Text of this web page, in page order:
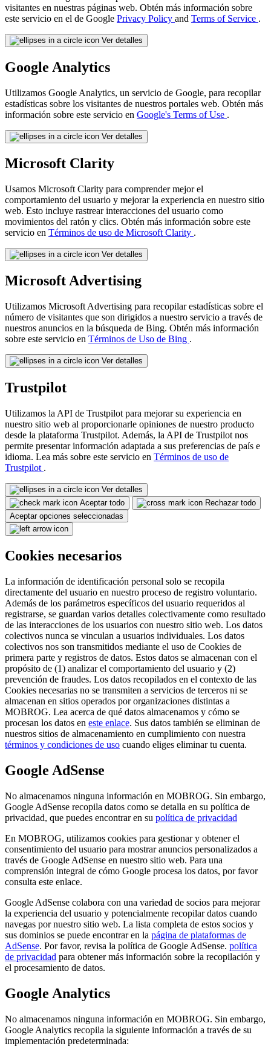
visitantes en nuestras páginas web. Obtén más información sobre
este servicio en el de Google Privacy Policy and Terms of Service .
Ver detalles
Google Analytics
Utilizamos Google Analytics, un servicio de Google, para recopilar
estadísticas sobre los visitantes de nuestros portales web. Obtén más
información sobre este servicio en Google's Terms of Use .
Ver detalles
Microsoft Clarity
Usamos Microsoft Clarity para comprender mejor el
comportamiento del usuario y mejorar la experiencia en nuestro sitio
web. Esto incluye rastrear interacciones del usuario como
movimientos del ratón y clics. Obtén más información sobre este
servicio en Términos de uso de Microsoft Clarity .
Ver detalles
Microsoft Advertising
Utilizamos Microsoft Advertising para recopilar estadísticas sobre el
número de visitantes que son dirigidos a nuestro servicio a través de
nuestros anuncios en la búsqueda de Bing. Obtén más información
sobre este servicio en Términos de Uso de Bing .
Ver detalles
Trustpilot
Utilizamos la API de Trustpilot para mejorar su experiencia en
nuestro sitio web al proporcionarle opiniones de nuestro producto
desde la plataforma Trustpilot. Además, la API de Trustpilot nos
permite presentar información adaptada a sus preferencias de país e
idioma. Lea más sobre este servicio en Términos de uso de
Trustpilot .
Ver detalles
Aceptar todo
Rechazar todo
Aceptar opciones seleccionadas
Cookies necesarios
La información de identificación personal solo se recopila
directamente del usuario en nuestro proceso de registro voluntario.
Además de los parámetros específicos del usuario requeridos al
registrarse, se guardan varios detalles colectivamente como resultado
de las interacciones de los usuarios con nuestro sitio web. Los datos
colectivos nunca se vinculan a usuarios individuales. Los datos
colectivos nos son transmitidos mediante el uso de Cookies de
primera parte y registros de datos. Estos datos se almacenan con el
propósito de (1) analizar el comportamiento del usuario y (2)
prevención de fraudes. Los datos recopilados en el contexto de las
Cookies necesarias no se transmiten a servicios de terceros ni se
almacenan en sitios operados por organizaciones distintas a
MOBROG. Lea acerca de qué datos almacenamos y cómo se
procesan los datos en este enlace. Sus datos también se eliminan de
nuestros sitios de almacenamiento en cumplimiento con nuestra
términos y condiciones de uso cuando eliges eliminar tu cuenta.
Google AdSense
No almacenamos ninguna información en MOBROG. Sin embargo,
Google AdSense recopila datos como se detalla en su política de
privacidad, que puedes encontrar en su política de privacidad
En MOBROG, utilizamos cookies para gestionar y obtener el
consentimiento del usuario para mostrar anuncios personalizados a
través de Google AdSense en nuestro sitio web. Para una
comprensión integral de cómo Google procesa los datos, por favor
consulta este enlace.
Google AdSense colabora con una variedad de socios para mejorar
la experiencia del usuario y potencialmente recopilar datos cuando
navegas por nuestro sitio web. La lista completa de estos socios y
sus dominios se puede encontrar en la página de plataformas de
AdSense. Por favor, revisa la política de Google AdSense. política
de privacidad para obtener más información sobre la recopilación y
el procesamiento de datos.
Google Analytics
No almacenamos ninguna información en MOBROG. Sin embargo,
Google Analytics recopila la siguiente información a través de su
implementación predeterminada: